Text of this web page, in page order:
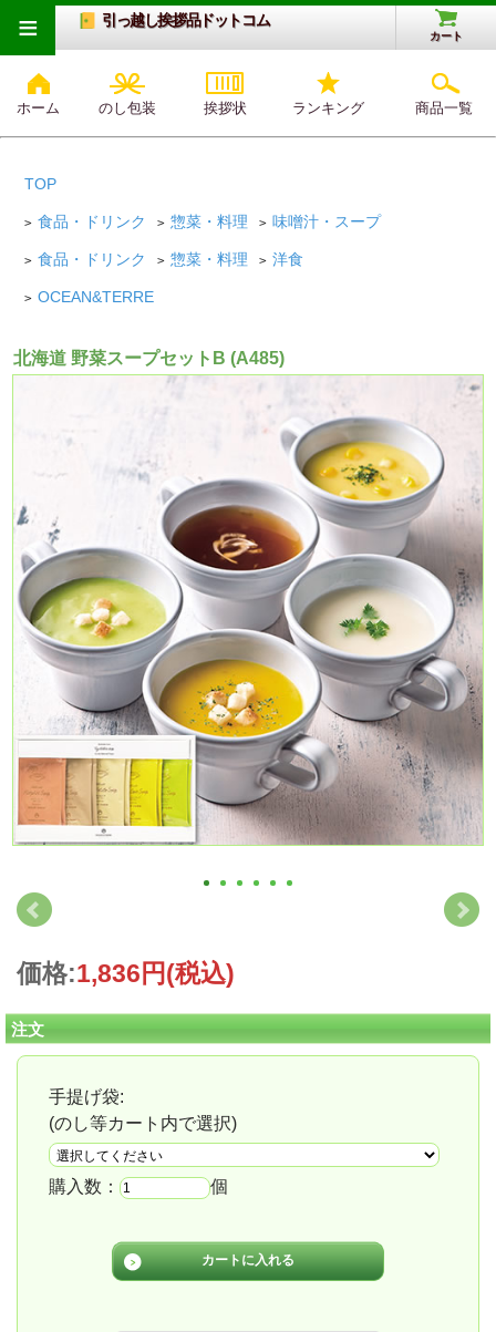
引っ越し挨拶品ドットコム
カート
ホーム のし包装 挨拶状 ランキング 商品一覧
≡
TOP
> 食品・ドリンク > 惣菜・料理 > 味噌汁・スープ
> 食品・ドリンク > 惣菜・料理 > 洋食
> OCEAN&TERRE
北海道 野菜スープセットB (A485)
価格:1,836円(税込)
注文
手提げ袋:
(のし等カート内で選択)
購入数： 個